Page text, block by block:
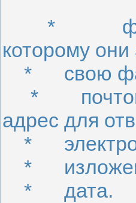
*
которому
* свою
*
адрес для
*
*
* дата.